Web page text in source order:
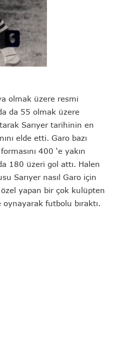
olmak üzere resmi
da 55 olmak üzere
Sarıyer tarihinin en
elde etti. Garo bazı
400 ‘e yakın
180 üzeri gol attı. Halen
Sarıyer nasıl Garo için
yapan bir çok kulüpten
oynayarak futbolu bıraktı.